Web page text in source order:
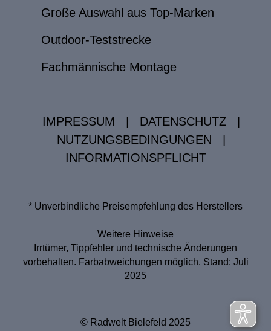
Große Auswahl aus Top-Marken
Outdoor-Teststrecke
Fachmännische Montage
IMPRESSUM DATENSCHUTZ
NUTZUNGSBEDINGUNGEN
INFORMATIONSPFLICHT
* Unverbindliche Preisempfehlung des Herstellers
Weitere Hinweise
Irrtümer, Tippfehler und technische Änderungen
vorbehalten. Farbabweichungen möglich. Stand: Juli
2025
© Radwelt Bielefeld 2025